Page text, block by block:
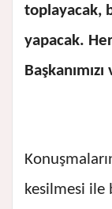
toplayacak,
yapacak.
kesilmesi ile